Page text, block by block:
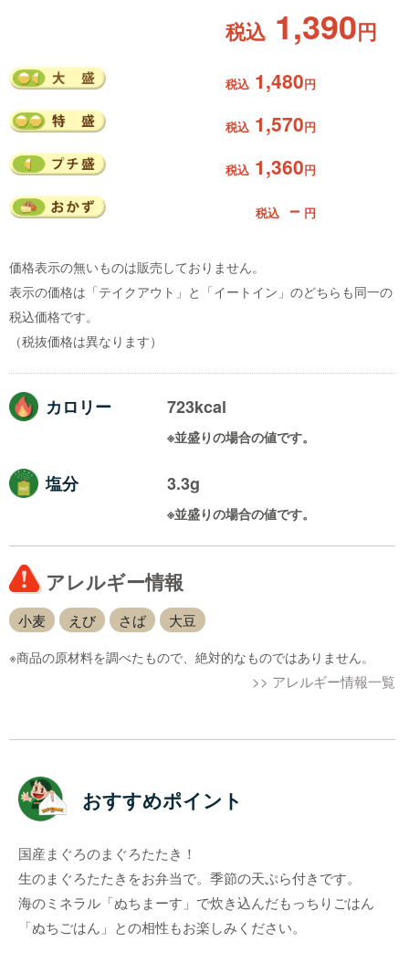
税込1,390円
税込 1,480円
税込 1,570円
税込 1,360円
税込 － 円
価格表示の無いものは販売しておりません。
表示の価格は「テイクアウト」と「イートイン」のどちらも同一の
税込価格です。
（税抜価格は異なります）
カロリー 723kcal
※並盛りの場合の値です。
塩分 3.3g
※並盛りの場合の値です。
アレルギー情報
小麦 えび さば 大豆
※商品の原材料を調べたもので、絶対的なものではありません。
>> アレルギー情報一覧
おすすめポイント
国産まぐろのまぐろたたき！
生のまぐろたたきをお弁当で。季節の天ぷら付きです。
海のミネラル「ぬちまーす」で炊き込んだもっちりごはん
「ぬちごはん」との相性もお楽しみください。